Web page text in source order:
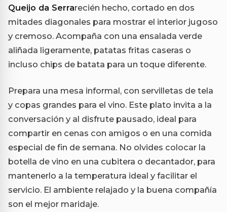
Queijo da Serrarecién hecho, cortado en dos
mitades diagonales para mostrar el interior jugoso
y cremoso. Acompaña con una ensalada verde
aliñada ligeramente, patatas fritas caseras o
incluso chips de batata para un toque diferente.
Prepara una mesa informal, con servilletas de tela
y copas grandes para el vino. Este plato invita a la
conversación y al disfrute pausado, ideal para
compartir en cenas con amigos o en una comida
especial de fin de semana. No olvides colocar la
botella de vino en una cubitera o decantador, para
mantenerlo a la temperatura ideal y facilitar el
servicio. El ambiente relajado y la buena compañía
son el mejor maridaje.